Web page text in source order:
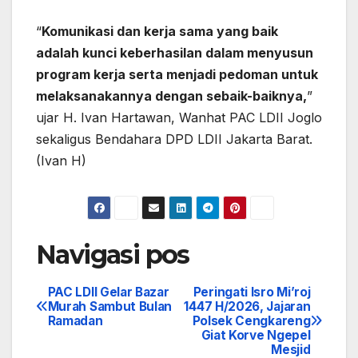
“Komunikasi dan kerja sama yang baik
adalah kunci keberhasilan dalam menyusun
program kerja serta menjadi pedoman untuk
melaksanakannya dengan sebaik-baiknya,”
ujar H. Ivan Hartawan, Wanhat PAC LDII Joglo
sekaligus Bendahara DPD LDII Jakarta Barat.
(Ivan H)
Navigasi pos
Peringati Isro Mi’roj
1447 H/2026, Jajaran
Polsek Cengkareng
Giat Korve Ngepel
Mesjid
PAC LDII Gelar Bazar
Murah Sambut Bulan
Ramadan